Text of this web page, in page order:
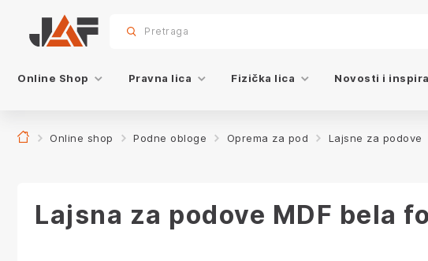
sr.skip-to.main-content
sr.skip-to.table-of-contents
sr.skip-to.main-navigation
Pretraga
Online Shop Pravna lica Fizička lica Novosti i
Online shop Podne obloge Oprema za pod Lajsne za podove
Lajsna za podove MDF bela